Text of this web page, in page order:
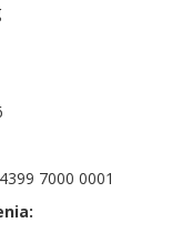
7000 0001